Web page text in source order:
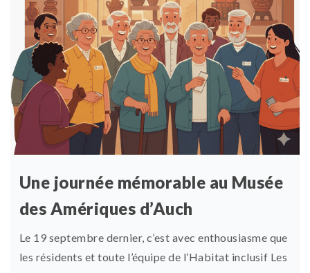
Une journée mémorable au Musée
des Amériques d’Auch
Le 19 septembre dernier, c’est avec enthousiasme que
les résidents et toute l’équipe de l’Habitat inclusif Les